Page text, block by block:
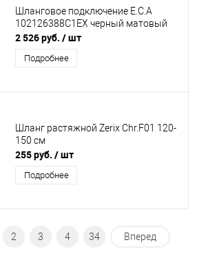
Шланговое подключение E.C.A
102126388C1EX черный матовый
2 526 руб. / шт
Подробнее
Шланг растяжной Zerix Chr.F01 120-
150 см
255 руб. / шт
Подробнее
2 3 4 34 Вперед